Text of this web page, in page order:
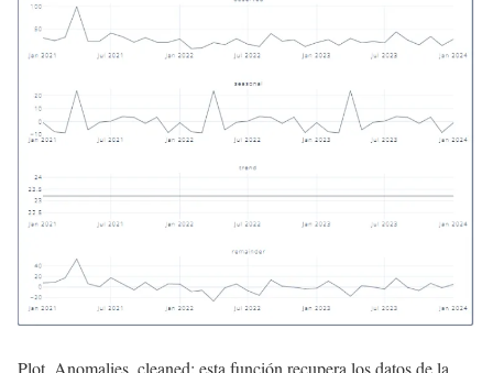
Plot_Anomalies_cleaned: esta función recupera los datos de la